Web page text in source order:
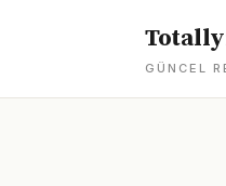
GÜNCEL